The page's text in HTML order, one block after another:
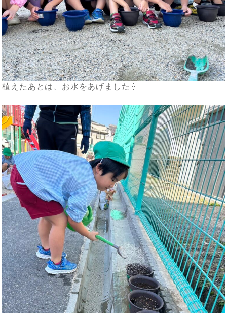
植えたあとは、お水をあげました💧